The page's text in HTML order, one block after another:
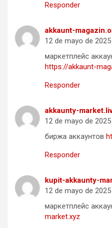
Responder
akkaunt-
12 de mayo de
маркетплейс
https://akkaunt-
Responder
akkaunty-
12 de mayo de
биржа аккаунтов
Responder
kupit-akkaunty-
12 de mayo de 2025
маркетплейс
market.xyz